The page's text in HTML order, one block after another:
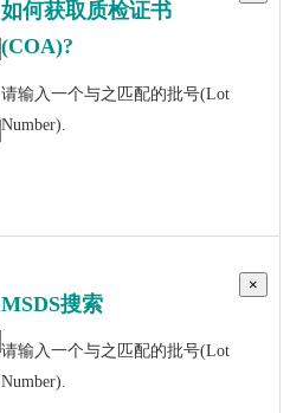
如何获取质检证书
(COA)?
请输入一个与之匹配的批号(Lot
Number).
MSDS搜索
请输入一个与之匹配的批号(Lot
Number).
×